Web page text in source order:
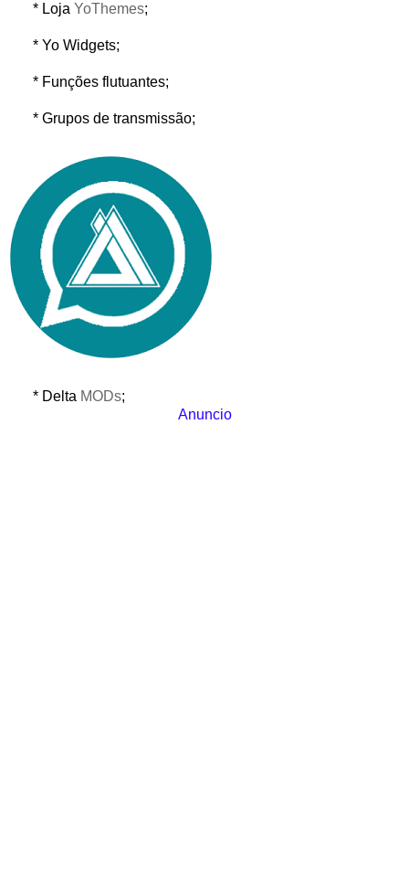
* Loja YoThemes;
* Yo Widgets;
* Funções flutuantes;
* Grupos de transmissão;
* Delta MODs;
Anuncio